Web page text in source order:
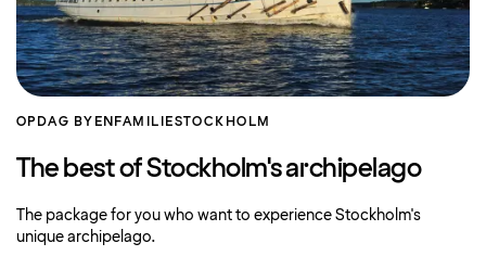
OPDAG BYEN FAMILIESTOCKHOLM
The best of Stockholm's archipelago
The package for you who want to experience Stockholm's
unique archipelago.